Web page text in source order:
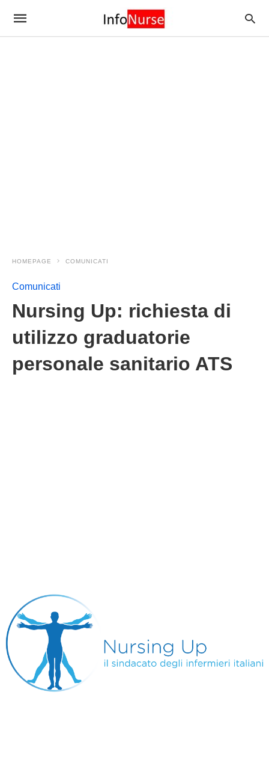
HOMEPAGE COMUNICATI
Comunicati
Nursing Up: richiesta di
utilizzo graduatorie
personale sanitario ATS